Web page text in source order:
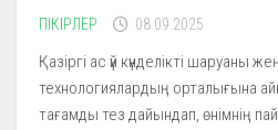
ПІКІРЛЕР 08.09.2025
Қазіргі ас үй күнделікті шаруаны
технологиялардың орталығына
тағамды тез дайындап, өнімнің